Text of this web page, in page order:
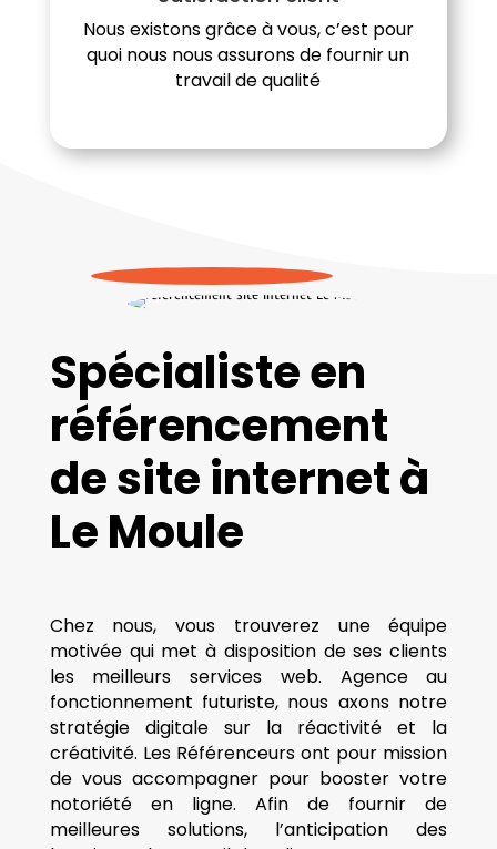
Nous existons grâce à vous, c’est pour
quoi nous nous assurons de fournir un
travail de qualité
Spécialiste en
référencement
de site internet à
Le Moule
Chez nous, vous trouverez une équipe
motivée qui met à disposition de ses clients
les meilleurs services web. Agence au
fonctionnement futuriste, nous axons notre
stratégie digitale sur la réactivité et la
créativité. Les Référenceurs ont pour mission
de vous accompagner pour booster votre
notoriété en ligne. Afin de fournir de
meilleures solutions, l’anticipation des